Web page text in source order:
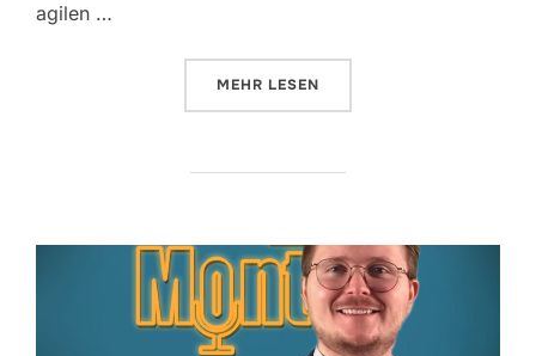
agilen …
MEHR ÜBER „DIGITALES
LESEN